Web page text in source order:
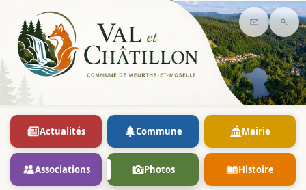
Contact
Actualités Commune Mairie
Associations Photos Histoire